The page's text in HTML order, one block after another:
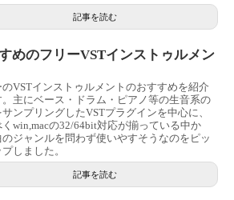
記事を読む
めのフリーVSTインストゥルメン
のVSTインストゥルメントのおすすめを紹介
。主にベース・ドラム・ピアノ等の生音系の
ンプリングしたVSTプラグインを中心に、
くwin,macの32/64bit対応が揃っている中か
のジャンルを問わず使いやすそうなのをピッ
しました。
記事を読む